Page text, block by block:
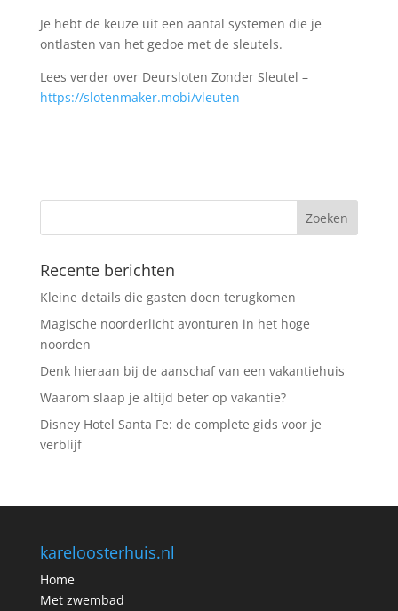
Je hebt de keuze uit een aantal systemen die je
ontlasten van het gedoe met de sleutels.
Lees verder over Deursloten Zonder Sleutel –
https://slotenmaker.mobi/vleuten
Recente berichten
Kleine details die gasten doen terugkomen
Magische noorderlicht avonturen in het hoge
noorden
Denk hieraan bij de aanschaf van een vakantiehuis
Waarom slaap je altijd beter op vakantie?
Disney Hotel Santa Fe: de complete gids voor je
verblijf
kareloosterhuis.nl
Home
Met zwembad